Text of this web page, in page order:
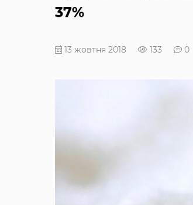
37%
13 жовтня 2018 133 0